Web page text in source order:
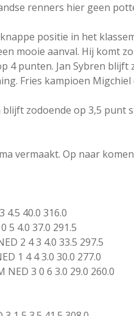
renners hier geen
positie in het
mooie aanval. Hij komt
4 punten. Jan Sybren
Fries kampioen
zodoende op 3,5
vermaakt. Op naar
4.5 40.0 316.0
5 4.0 37.0 291.5
2 4 3 4.0 33.5 297.5
1 4 4 3.0 30.0 277.0
NED 3 0 6 3.0 29.0 260.0